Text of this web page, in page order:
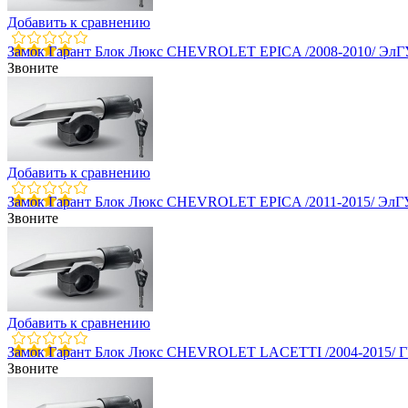
Добавить к сравнению
Замок Гарант Блок Люкс CHEVROLET EPICA /2008-2010/
Звоните
Добавить к сравнению
Замок Гарант Блок Люкс CHEVROLET EPICA /2011-2015/
Звоните
Добавить к сравнению
Замок Гарант Блок Люкс CHEVROLET LACETTI /2004-2015/
Звоните